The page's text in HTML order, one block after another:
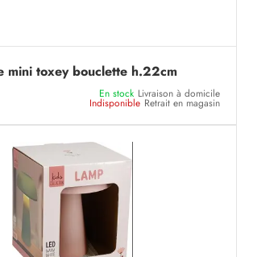
mini toxey bouclette h.22cm
En stock Livraison à domicile
Indisponible Retrait en magasin